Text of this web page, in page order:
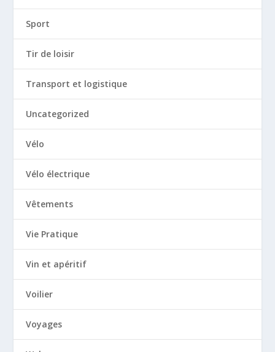
Sport
Tir de loisir
Transport et logistique
Uncategorized
Vélo
Vélo électrique
Vêtements
Vie Pratique
Vin et apéritif
Voilier
Voyages